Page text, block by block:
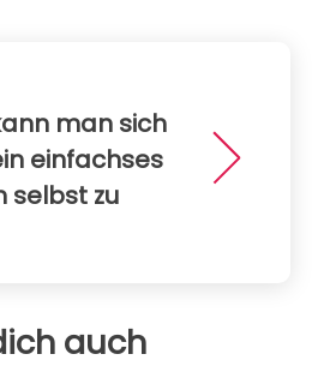
man sich
einfachses
selbst zu
auch